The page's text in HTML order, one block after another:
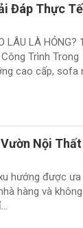
Đáp Thực
LÂU LÀ HỎNG?
Trình Trong
cao cấp, sofa
Nội Thất
hướng được ưa
hàng và